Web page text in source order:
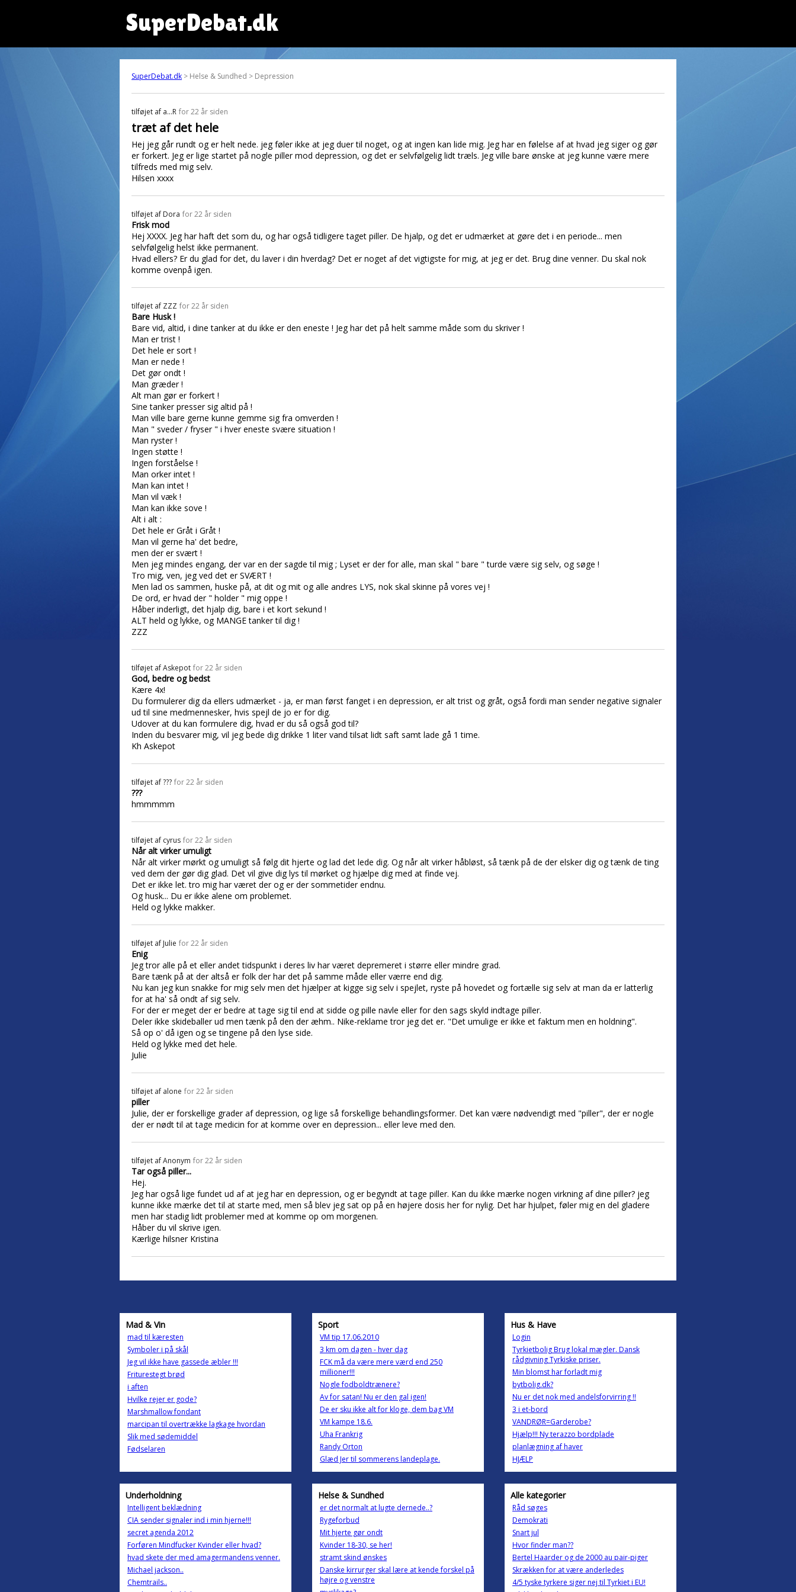
SuperDebat.dk
SuperDebat.dk > Helse & Sundhed > Depression
tilføjet af a...R for 22 år siden
træt af det hele
Hej jeg går rundt og er helt nede. jeg føler ikke at jeg duer til noget, og at ingen kan lide mig. Jeg har en følelse af at hvad jeg siger og gør
er forkert. Jeg er lige startet på nogle piller mod depression, og det er selvfølgelig lidt træls. Jeg ville bare ønske at jeg kunne være mere
tilfreds med mig selv.
Hilsen xxxx
tilføjet af Dora for 22 år siden
Frisk mod
Hej XXXX. Jeg har haft det som du, og har også tidligere taget piller. De hjalp, og det er udmærket at gøre det i en periode... men
selvfølgelig helst ikke permanent.
Hvad ellers? Er du glad for det, du laver i din hverdag? Det er noget af det vigtigste for mig, at jeg er det. Brug dine venner. Du skal nok
komme ovenpå igen.
tilføjet af ZZZ for 22 år siden
Bare Husk !
Bare vid, altid, i dine tanker at du ikke er den eneste ! Jeg har det på helt samme måde som du skriver !
Man er trist !
Det hele er sort !
Man er nede !
Det gør ondt !
Man græder !
Alt man gør er forkert !
Sine tanker presser sig altid på !
Man ville bare gerne kunne gemme sig fra omverden !
Man " sveder / fryser " i hver eneste svære situation !
Man ryster !
Ingen støtte !
Ingen forståelse !
Man orker intet !
Man kan intet !
Man vil væk !
Man kan ikke sove !
Alt i alt :
Det hele er Gråt i Gråt !
Man vil gerne ha' det bedre,
men der er svært !
Men jeg mindes engang, der var en der sagde til mig ; Lyset er der for alle, man skal " bare " turde være sig selv, og søge !
Tro mig, ven, jeg ved det er SVÆRT !
Men lad os sammen, huske på, at dit og mit og alle andres LYS, nok skal skinne på vores vej !
De ord, er hvad der " holder " mig oppe !
Håber inderligt, det hjalp dig, bare i et kort sekund !
ALT held og lykke, og MANGE tanker til dig !
ZZZ
tilføjet afAskepot for 22 år siden
God, bedre og bedst
Kære 4x!
Du formulerer dig da ellers udmærket - ja, er man først fanget i en depression, er alt trist og gråt, også fordi man sender negative signaler
ud til sine medmennesker, hvis spejl de jo er for dig.
Udover at du kan formulere dig, hvad er du så også god til?
Inden du besvarer mig, vil jeg bede dig drikke 1 liter vand tilsat lidt saft samt lade gå 1 time.
Kh Askepot
tilføjet af??? for 22 år siden
???
hmmmmm
tilføjet af cyrus for 22 år siden
Når alt virker umuligt
Når alt virker mørkt og umuligt så følg dit hjerte og lad det lede dig. Og når alt virker håbløst, så tænk på de der elsker dig og tænk de ting
ved dem der gør dig glad. Det vil give dig lys til mørket og hjælpe dig med at finde vej.
Det er ikke let. tro mig har været der og er der sommetider endnu.
Og husk... Du er ikke alene om problemet.
Held og lykke makker.
tilføjet af Julie for 22 år siden
Enig
Jeg tror alle på et eller andet tidspunkt i deres liv har været depremeret i større eller mindre grad.
Bare tænk på at der altså er folk der har det på samme måde eller værre end dig.
Nu kan jeg kun snakke for mig selv men det hjælper at kigge sig selv i spejlet, ryste på hovedet og fortælle sig selv at man da er latterlig
for at ha' så ondt af sig selv.
For der er meget der er bedre at tage sig til end at sidde og pille navle eller for den sags skyld indtage piller.
Deler ikke skideballer ud men tænk på den der æhm.. Nike-reklame tror jeg det er. "Det umulige er ikke et faktum men en holdning".
Så op o' då igen og se tingene på den lyse side.
Held og lykke med det hele.
Julie
tilføjet af alone for 22 år siden
piller
Julie, der er forskellige grader af depression, og lige så forskellige behandlingsformer. Det kan være nødvendigt med "piller", der er nogle
der er nødt til at tage medicin for at komme over en depression... eller leve med den.
tilføjet afAnonym for 22 år siden
Tar også piller...
Hej.
Jeg har også lige fundet ud af at jeg har en depression, og er begyndt at tage piller. Kan du ikke mærke nogen virkning af dine piller? jeg
kunne ikke mærke det til at starte med, men så blev jeg sat op på en højere dosis her for nylig. Det har hjulpet, føler mig en del gladere
men har stadig lidt problemer med at komme op om morgenen.
Håber du vil skrive igen.
Kærlige hilsner Kristina
Mad & Vin
mad til kæresten
Symboler i på skål
Jeg vil ikke have gassede æbler !!!
Friturestegt brød
i aften
Hvilke rejer er gode?
Marshmallow fondant
marcipan til overtrække lagkage hvordan
Slik med sødemiddel
Fødselaren
Sport
VM tip 17.06.2010
3 km om dagen - hver dag
FCK må da være mere værd end 250
millioner!!!
Nogle fodboldtrænere?
Av for satan! Nu er den gal igen!
De er sku ikke alt for kloge, dem bag VM
VM kampe 18.6.
Uha Frankrig
Randy Orton
Glæd Jer til sommerens landeplage.
Hus & Have
Login
Tyrkietbolig Brug lokal mægler. Dansk
rådgivning Tyrkiske priser.
Min blomst har forladt mig
bytbolig.dk?
Nu er det nok med andelsforvirring !!
3 i et-bord
VANDRØR=Garderobe?
Hjælp!!! Ny terazzo bordplade
planlægning af haver
HJÆLP
Underholdning
Intelligent beklædning
CIA sender signaler ind i min hjerne!!!
secret agenda 2012
Forføren Mindfucker Kvinder eller hvad?
hvad skete der med amagermandens venner.
Michael jackson..
Chemtrails..
Helse & Sundhed
er det normalt at lugte dernede..?
Rygeforbud
Mit hjerte gør ondt
Kvinder 18-30, se her!
stramt skind ønskes
Danske kirrurger skal lære at kende forskel på
højre og venstre
Alle kategorier
Råd søges
Demokrati
Snart jul
Hvor finder man??
Bertel Haarder og de 2000 au pair-piger
Skrækken for at være anderledes
4/5 tyske tyrkere siger nej til Tyrkiet i EU!